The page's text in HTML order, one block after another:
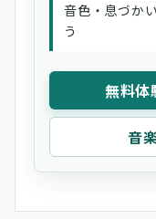
音色・息づか
う
無料体
音